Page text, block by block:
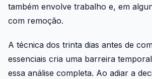
também envolve trabalho e, em
com remoção.
A técnica dos trinta dias antes de
essenciais cria uma barreira
essa análise completa. Ao adiar a